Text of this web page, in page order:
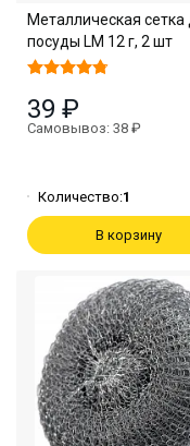
Металлическая сетка
посуды LM 12 г, 2 шт
39 ₽
Самовывоз: 38 ₽
Количество:1
В корзину